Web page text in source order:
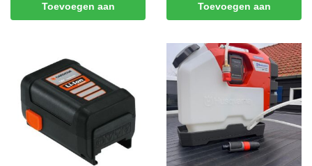
Toevoegen aan Toevoegen aan